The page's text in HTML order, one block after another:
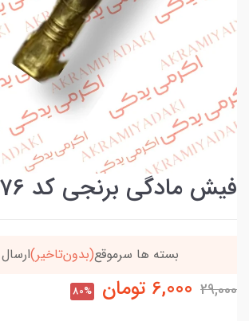
فیش مادگی برنجی کد 76
بسته ها سرموقع(بدون‌تاخیر)
29,000
6,000 تومان 80%